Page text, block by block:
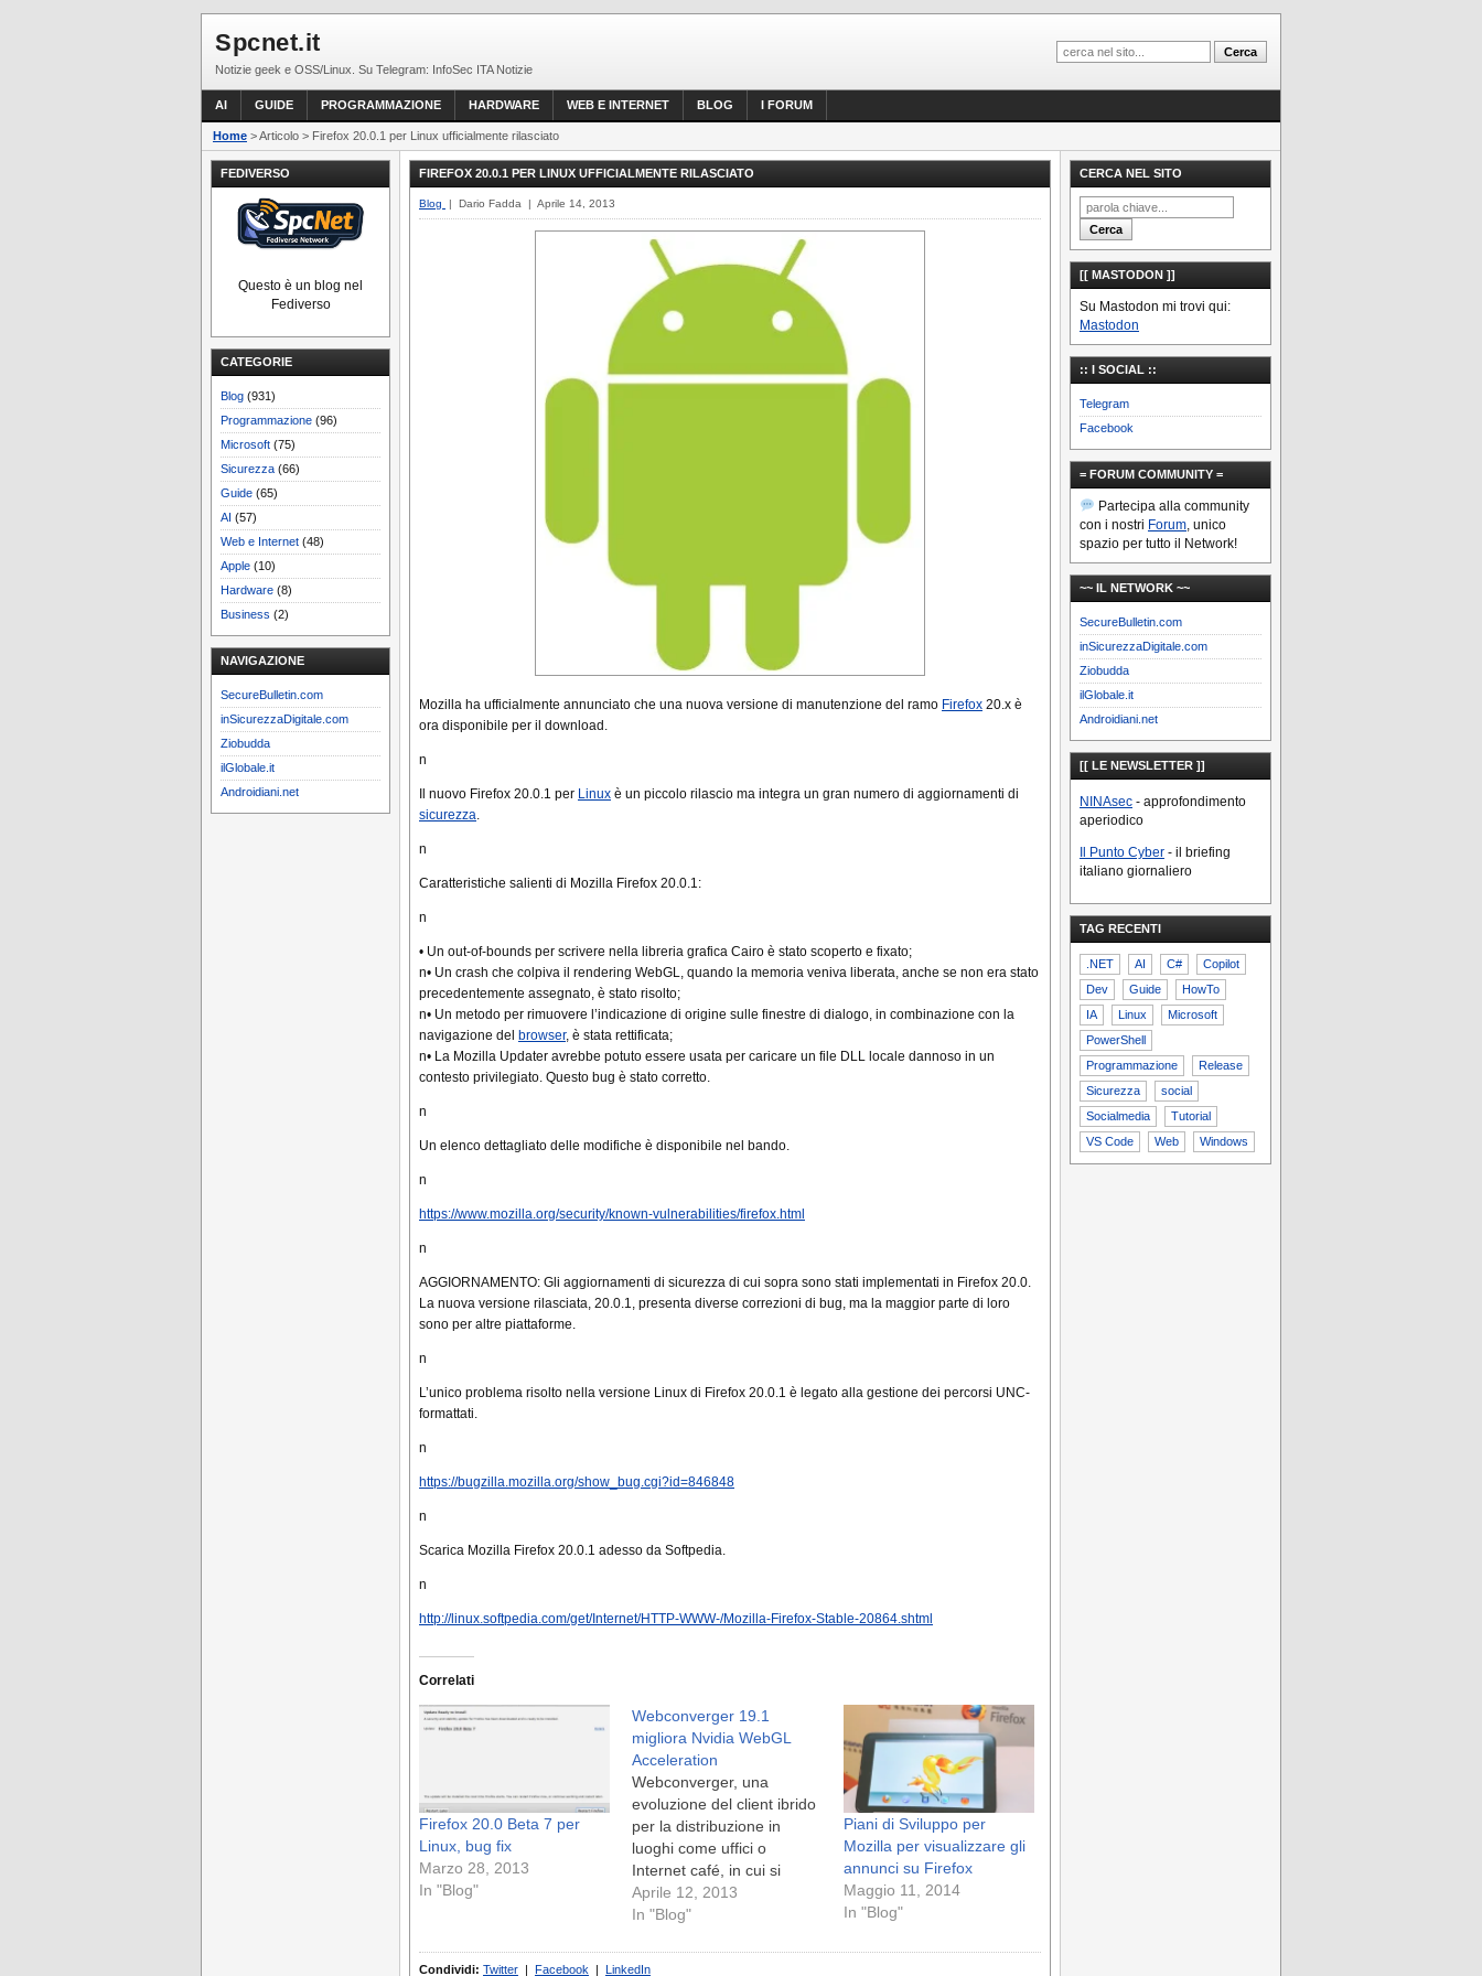
Spcnet.it
Notizie geek e OSS/Linux. Su Telegram: InfoSec ITA Notizie
AI GUIDE PROGRAMMAZIONE HARDWARE WEB E INTERNET BLOG I FORUM
Home > Articolo > Firefox 20.0.1 per Linux ufficialmente rilasciato
FEDIVERSO
Questo è un blog nel
Fediverso
CATEGORIE
Blog (931)
Programmazione (96)
Microsoft (75)
Sicurezza (66)
Guide (65)
AI (57)
Web e Internet (48)
Apple (10)
Hardware (8)
Business (2)
NAVIGAZIONE
SecureBulletin.com
inSicurezzaDigitale.com
Ziobudda
ilGlobale.it
Androidiani.net
FIREFOX 20.0.1 PER LINUX UFFICIALMENTE RILASCIATO
Blog | Dario Fadda | Aprile 14, 2013
Mozilla ha ufficialmente annunciato che una nuova versione di manutenzione del ramo Firefox 20.x è
ora disponibile per il download.
n
Il nuovo Firefox 20.0.1 per Linux è un piccolo rilascio ma integra un gran numero di aggiornamenti di
sicurezza
n
Caratteristiche salienti di Mozilla Firefox 20.0.1:
n
• Un out-of-bounds per scrivere nella libreria grafica Cairo è stato scoperto e fixato;
n• Un crash che colpiva il rendering WebGL, quando la memoria veniva liberata, anche se non era stato
precedentemente assegnato, è stato risolto;
n• Un metodo per rimuovere l’indicazione di origine sulle finestre di dialogo, in combinazione con la
navigazione del browser, è stata rettificata;
n• La Mozilla Updater avrebbe potuto essere usata per caricare un file DLL locale dannoso in un
contesto privilegiato. Questo bug è stato corretto.
n
Un elenco dettagliato delle modifiche è disponibile nel bando.
n
https://www.mozilla.org/security/known-vulnerabilities/firefox.html
n
AGGIORNAMENTO: Gli aggiornamenti di sicurezza di cui sopra sono stati implementati in Firefox 20.0.
La nuova versione rilasciata, 20.0.1, presenta diverse correzioni di bug, ma la maggior parte di loro
sono per altre piattaforme.
n
L’unico problema risolto nella versione Linux di Firefox 20.0.1 è legato alla gestione dei percorsi UNC-
formattati.
n
https://bugzilla.mozilla.org/show_bug.cgi?id=846848
n
Scarica Mozilla Firefox 20.0.1 adesso da Softpedia.
n
http://linux.softpedia.com/get/Internet/HTTP-WWW-/Mozilla-Firefox-Stable-20864.shtml
Correlati
Firefox 20.0 Beta 7 per
Linux, bug fix
Marzo 28, 2013
In "Blog"
Webconverger 19.1
migliora Nvidia WebGL
Acceleration
Webconverger, una
evoluzione del client ibrido
per la distribuzione in
luoghi come uffici o
Internet café, in cui si
utilizzano solo le
applicazioni web, è ora alla
della Webconverger 19.1:
Aprile 12, 2013
In "Blog"
Piani di Sviluppo per
Mozilla per visualizzare gli
annunci su Firefox
Maggio 11, 2014
In "Blog"
Condividi: Twitter | Facebook | LinkedIn
CERCA NEL SITO
[[ MASTODON ]]
Su Mastodon mi trovi qui:
Mastodon
:: I SOCIAL ::
Telegram
Facebook
= FORUM COMMUNITY =
Partecipa alla community
con i nostri Forum, unico
spazio per tutto il Network!
~~ IL NETWORK ~~
SecureBulletin.com
inSicurezzaDigitale.com
Ziobudda
ilGlobale.it
Androidiani.net
[[ LE NEWSLETTER ]]
NINAsec - approfondimento
aperiodico
Il Punto Cyber - il briefing
italiano giornaliero
TAG RECENTI
.NET AI C#
Copilot
Dev
Guide
HowTo
IA
Linux
Microsoft
PowerShell
Programmazione
Release
Sicurezza
social
Socialmedia
Tutorial
VS Code
Web Windows